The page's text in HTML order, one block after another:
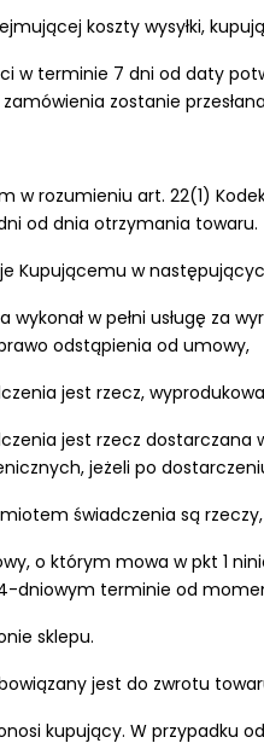
koszty wysyłki,
w terminie 7 dni od daty
zostanie
rozumieniu art. 22(1)
od dnia otrzymania towaru.
Kupującemu w
wykonał w pełni usługę
odstąpienia od umowy,
jest rzecz,
jest rzecz dostarczana
jeżeli po
świadczenia są
o którym mowa w pkt 1
dniowym terminie od
sklepu.
jest do zwrotu
kupujący. W przypadku